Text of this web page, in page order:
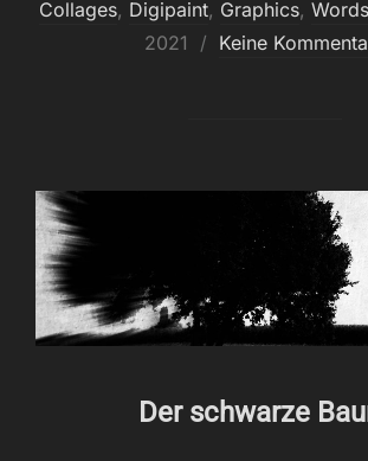
Collages, Digipaint, Graphics, Words
2021
Keine
Der schwarze